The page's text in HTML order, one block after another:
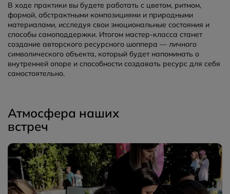
В ходе практики вы будете работать с цветом, ритмом,
формой, абстрактными композициями и природными
материалами, исследуя свои эмоциональные состояния и
способы самоподдержки. Итогом мастер-класса станет
создание авторского ресурсного шоппера — личного
символического объекта, который будет напоминать о
внутренней опоре и способности создавать ресурс для себя
самостоятельно.
Атмосфера наших
встреч